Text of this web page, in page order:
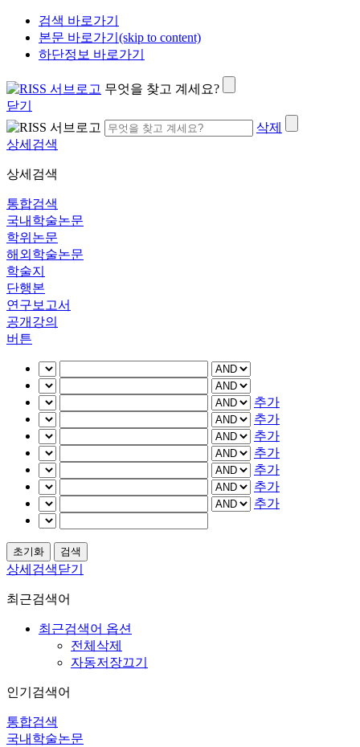
검색 바로가기
본문 바로가기(skip to content)
하단정보 바로가기
무엇을 찾고 계세요?
닫기
삭제
상세검색
상세검색
통합검색
국내학술논문
학위논문
해외학술논문
학술지
단행본
연구보고서
공개강의
버튼
추가
추가
추가
추가
추가
추가
추가
상세검색닫기
최근검색어
최근검색어 옵션
전체삭제
자동저장끄기
인기검색어
통합검색
국내학술논문